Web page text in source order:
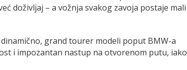
doživljaj – a vožnja svakog zavoja postaje mali
grand tourer modeli poput BMW-a
i impozantan nastup na otvorenom putu, iako